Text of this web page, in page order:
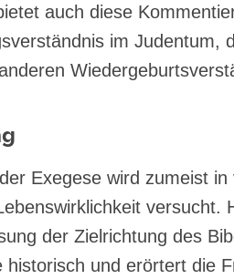
auch die­se
im Juden­tum,
Exege­se wird zumeist
ver­sucht.
der Ziel­rich­tung des
his­to­risch und erör­tert die